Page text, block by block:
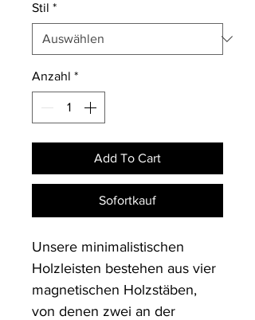
Stil *
Anzahl *
Add To Cart
Sofortkauf
Unsere minimalistischen
Holzleisten bestehen aus vier
magnetischen Holzstäben,
von denen zwei an der